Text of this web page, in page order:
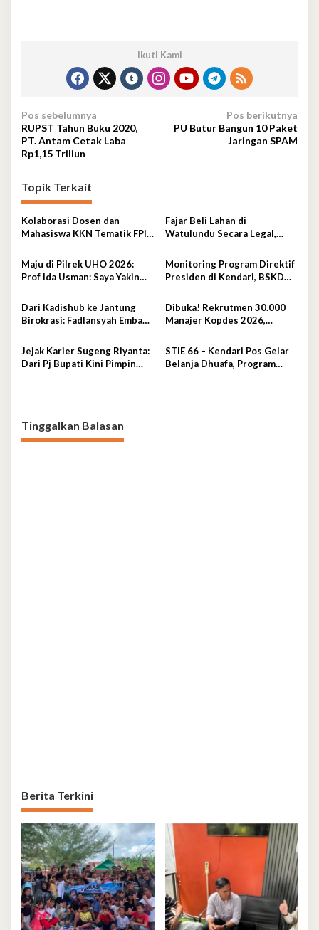
Ikuti Kami
Navigasi
pos
Pos sebelumnya
RUPST Tahun Buku 2020,
PT. Antam Cetak Laba
Rp1,15 Triliun
Pos berikutnya
PU Butur Bangun 10 Paket
Jaringan SPAM
Topik Terkait
Kolaborasi Dosen dan
Mahasiswa KKN Tematik FPIK
Lingkungan Pesisir bagi
Anak-anak di Kelurahan
Fajar Beli Lahan di
Watulundu Secara Legal,
Maju di Pilrek UHO 2026:
Prof Ida Usman: Saya Yakin
Monitoring Program Direktif
Presiden di Kendari, BSKDN
Sinkronisasi Pusat dan
Daerah
Dari Kadishub ke Jantung
Birokrasi: Fadlansyah Emban
Sultra
Dibuka! Rekrutmen 30.000
Manajer Kopdes 2026,
Jejak Karier Sugeng Riyanta:
Dari Pj Bupati Kini Pimpin
STIE 66 – Kendari Pos Gelar
Belanja Dhuafa, Program
Tinggalkan Balasan
Berita Terkini